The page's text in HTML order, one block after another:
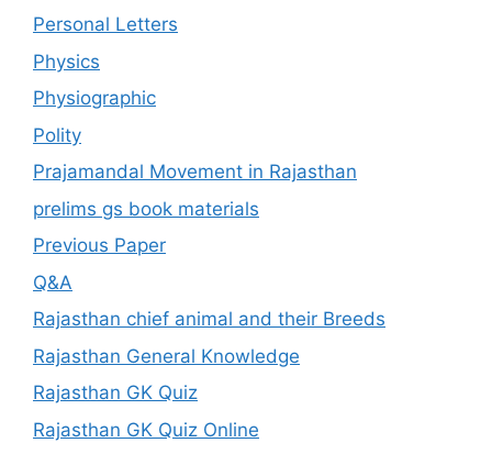
Personal Letters
Physics
Physiographic
Polity
Prajamandal Movement in Rajasthan
prelims gs book materials
Previous Paper
Q&A
Rajasthan chief animal and their Breeds
Rajasthan General Knowledge
Rajasthan GK Quiz
Rajasthan GK Quiz Online